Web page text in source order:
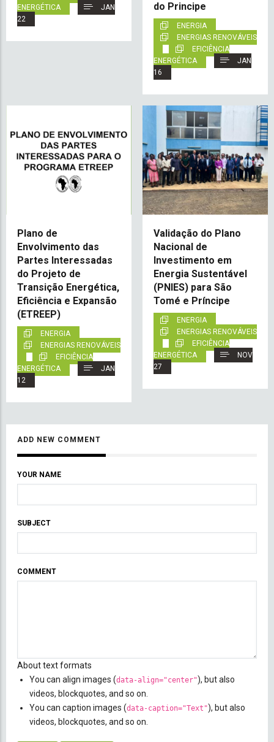
ENERGÉTICA
JAN
22
do Principe
ENERGIA
ENERGIAS RENOVÁVEIS
EFICIÊNCIA
ENERGÉTICA
JAN
16
Plano de
Envolvimento das
Partes Interessadas
do Projeto de
Transição Energética,
Eficiência e Expansão
(ETREEP)
ENERGIA
ENERGIAS RENOVÁVEIS
EFICIÊNCIA
ENERGÉTICA
JAN
12
Validação do Plano
Nacional de
Investimento em
Energia Sustentável
(PNIES) para São
Tomé e Príncipe
ENERGIA
ENERGIAS RENOVÁVEIS
EFICIÊNCIA
ENERGÉTICA
NOV
27
ADD NEW COMMENT
YOUR NAME
SUBJECT
COMMENT
About text formats
You can align images (data-align="center"), but also
videos, blockquotes, and so on.
You can caption images (data-caption="Text"), but also
videos, blockquotes, and so on.